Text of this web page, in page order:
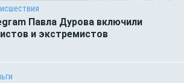
Павла Дурова включили
и экстремистов